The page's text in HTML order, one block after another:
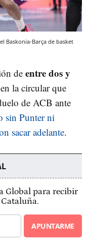
Baskonia-Barça de basket
de entredos y
la circular que
de ACB ante
sin Punter ni
sacar adelante.
Global para recibir
APUNTARME